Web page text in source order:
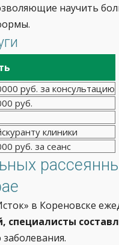
научить
руб. за консультацию
руб.
клиники
руб. за сеанс
в Кореновске
специалисты